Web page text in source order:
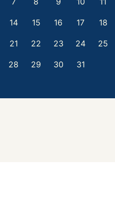
14 15 16 17 18
21 22 23 24 25
28 29 30 31